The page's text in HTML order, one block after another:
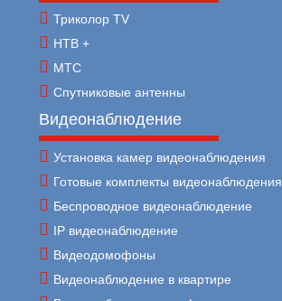
Триколор TV
НТВ +
МТС
Спутниковые антенны
Видеонаблюдение
Установка камер видеонаблюдения
Готовые комплекты видеонаблюдения
Беспроводное видеонаблюдение
IP видеонаблюдение
Видеодомофоны
Видеонаблюдение в квартире